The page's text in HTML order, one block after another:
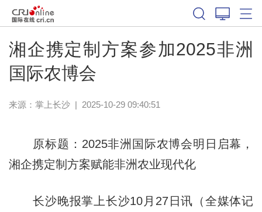
湘企携定制方案参加2025非洲
国际农博会
来源： 掌上长沙| 2025-10-29 09:40:51
原标题：2025非洲国际农博会明日启幕，
湘企携定制方案赋能非洲农业现代化
长沙晚报掌上长沙10月27日讯（全媒体记